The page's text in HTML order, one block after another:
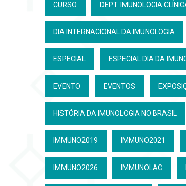
CURSO DEPT. IMUNOLOGIA
DIA INTERNACIONAL DA IMUNOLOGIA
ESPECIAL ESPECIAL DIA DA
EVENTO EVENTOS
HISTÓRIA DA IMUNOLOGIA NO BRASIL
IMMUNO2019 IMMUNO2021
IMMUNO2026 IMMUNOLAC